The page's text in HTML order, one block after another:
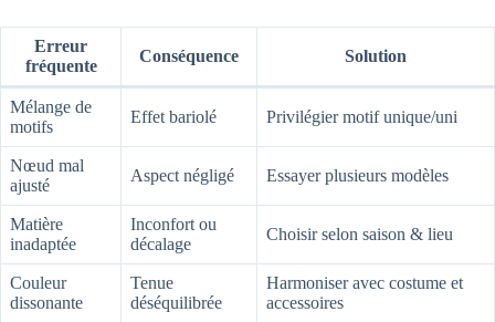
Erreur
fréquente
Conséquence Solution
Mélange de
motifs
Effet bariolé Privilégier motif unique/uni
Nœud mal
ajusté
Aspect négligé Essayer plusieurs modèles
Matière
inadaptée
Inconfort ou
décalage
Choisir selon saison & lieu
Couleur
dissonante
Tenue
déséquilibrée
Harmoniser avec costume et
accessoires